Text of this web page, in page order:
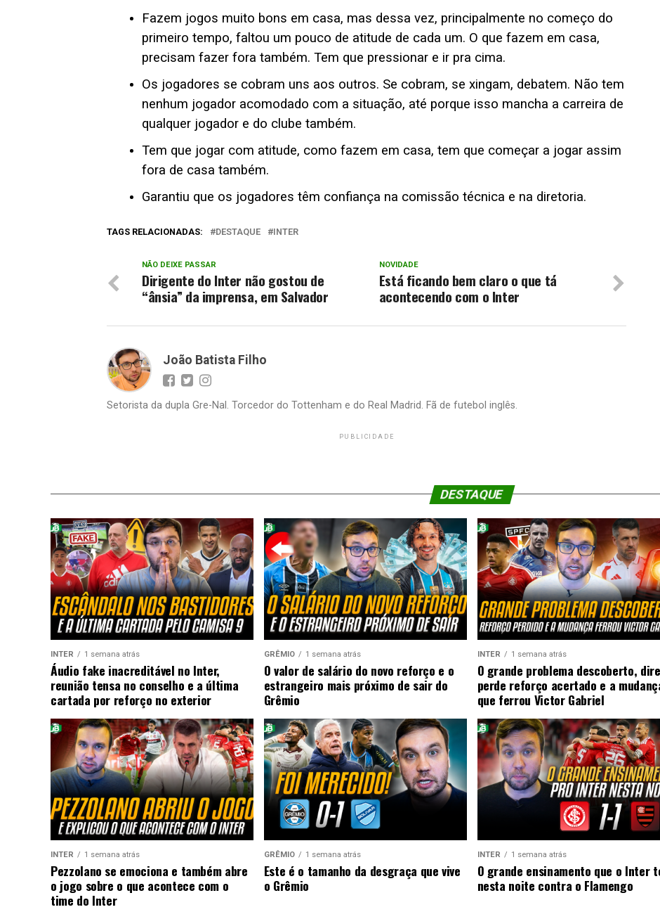
Fazem jogos muito bons em casa, mas dessa vez, principalmente no começo do
primeiro tempo, faltou um pouco de atitude de cada um. O que fazem em casa,
precisam fazer fora também. Tem que pressionar e ir pra cima.
Os jogadores se cobram uns aos outros. Se cobram, se xingam, debatem. Não tem
nenhum jogador acomodado com a situação, até porque isso mancha a carreira de
qualquer jogador e do clube também.
Tem que jogar com atitude, como fazem em casa, tem que começar a jogar assim
fora de casa também.
Garantiu que os jogadores têm confiança na comissão técnica e na diretoria.
TAGS RELACIONADAS: DESTAQUE INTER
NOVIDADE
Está ficando bem claro o que tá
acontecendo com o Inter
NÃO DEIXE PASSAR
Dirigente do Inter não gostou de
“ânsia” da imprensa, em Salvador
João Batista Filho
Setorista da dupla Gre-Nal. Torcedor do Tottenham e do Real Madrid. Fã de futebol inglês.
PUBLICIDADE
DESTAQUE
INTER 1 semana atrás
Áudio fake inacreditável no Inter,
reunião tensa no conselho e a última
cartada por reforço no exterior
GRÊMIO 1 semana atrás
O valor de salário do novo reforço e o
estrangeiro mais próximo de sair do
Grêmio
INTER 1 semana atrás
O grande problema descoberto,
perde reforço acertado e a
que ferrou Victor Gabriel
INTER 1 semana atrás
Pezzolano se emociona e também abre
o jogo sobre o que acontece com o
time do Inter
GRÊMIO 1 semana atrás
Este é o tamanho da desgraça que vive
o Grêmio
INTER 1 semana atrás
O grande ensinamento que o Inter
nesta noite contra o Flamengo